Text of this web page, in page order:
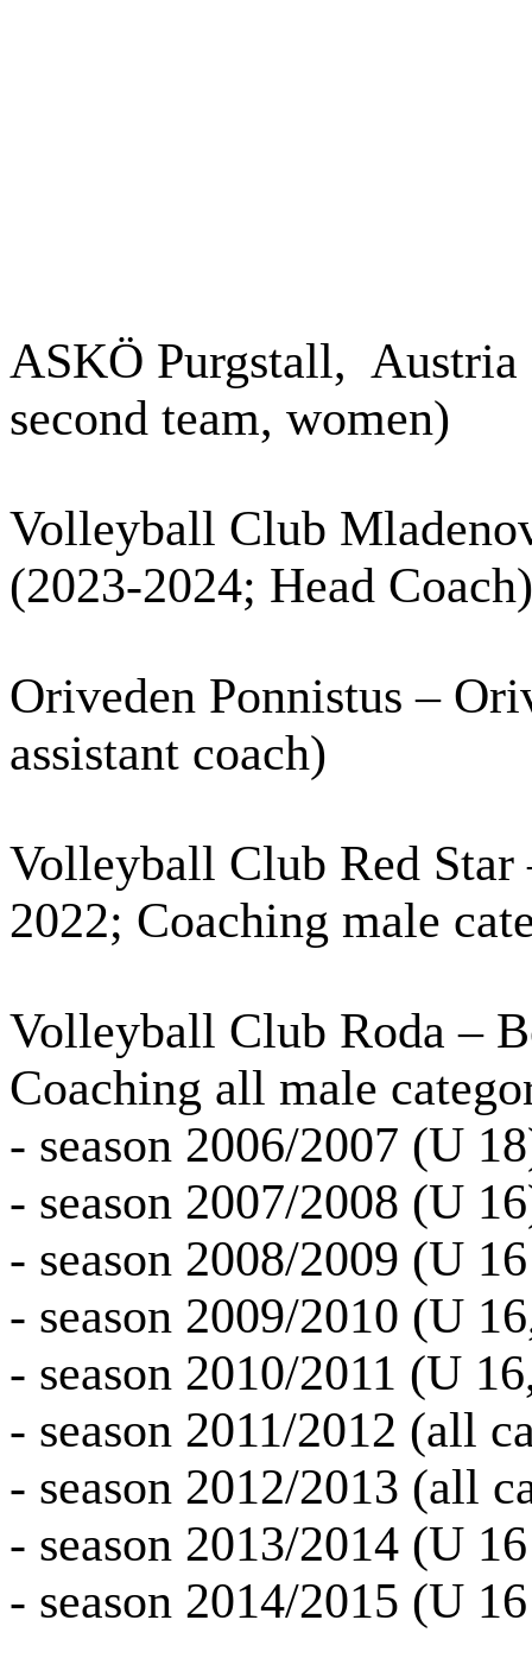
ASKÖ Purgstall, Austria
second team, women)
Volleyball Club
(2023-2024; Head Coach)
Oriveden Ponnistus –
assistant coach)
Volleyball Club Red Star
2022; Coaching male
Volleyball Club Roda –
Coaching all male
- season 2006/2007 (U
- season 2007/2008 (U
- season 2008/2009 (U
- season 2009/2010 (U
- season 2010/2011 (U
- season 2011/2012 (all
- season 2012/2013 (all
- season 2013/2014 (U
- season 2014/2015 (U